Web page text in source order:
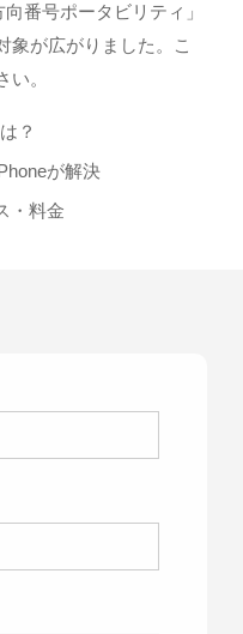
番号ポータビリティ」
象が広がりました。こ
。
？
が解決
・料金